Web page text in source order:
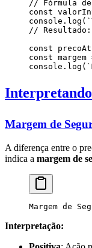
// Fórmula de
const
console . log ( `
// Resultado:
const
const margem
console . log ( `
Interpretando
Margem de
A diferença entre o
indica a margem de
Margem de
Interpretação: